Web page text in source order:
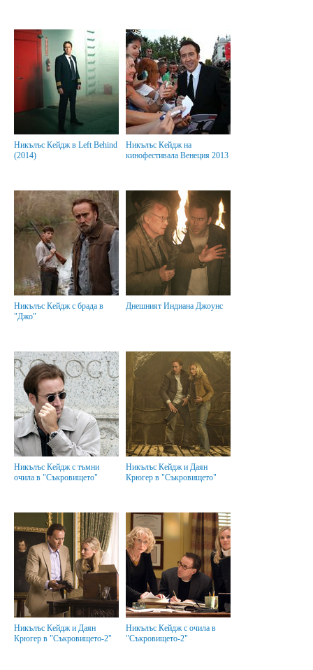
Никълъс Кейдж в Left Behind
(2014)
Никълъс Кейдж на
кинофестивала Венеция 2013
Никълъс Кейдж с брада в
"Джо"
Днешният Индиана Джоунс
Никълъс Кейдж с тъмни
очила в "Съкровището"
Никълъс Кейдж и Даян
Крюгер в "Съкровището"
Никълъс Кейдж и Даян
Крюгер в "Съкровището-2"
Никълъс Кейдж с очила в
"Съкровището-2"